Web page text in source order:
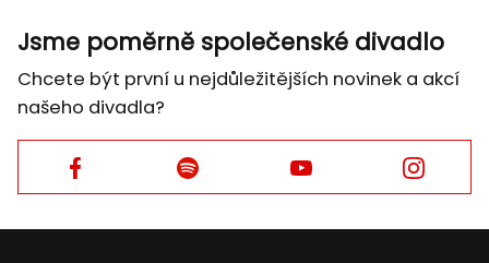
Jsme poměrně společenské divadlo
Chcete být první u nejdůležitějších novinek a akcí
našeho divadla?
Facebook Facebook Facebook Facebook